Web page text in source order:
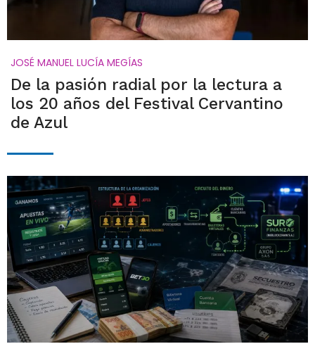
JOSÉ MANUEL LUCÍA MEGÍAS
De la pasión radial por la lectura a
los 20 años del Festival Cervantino
de Azul